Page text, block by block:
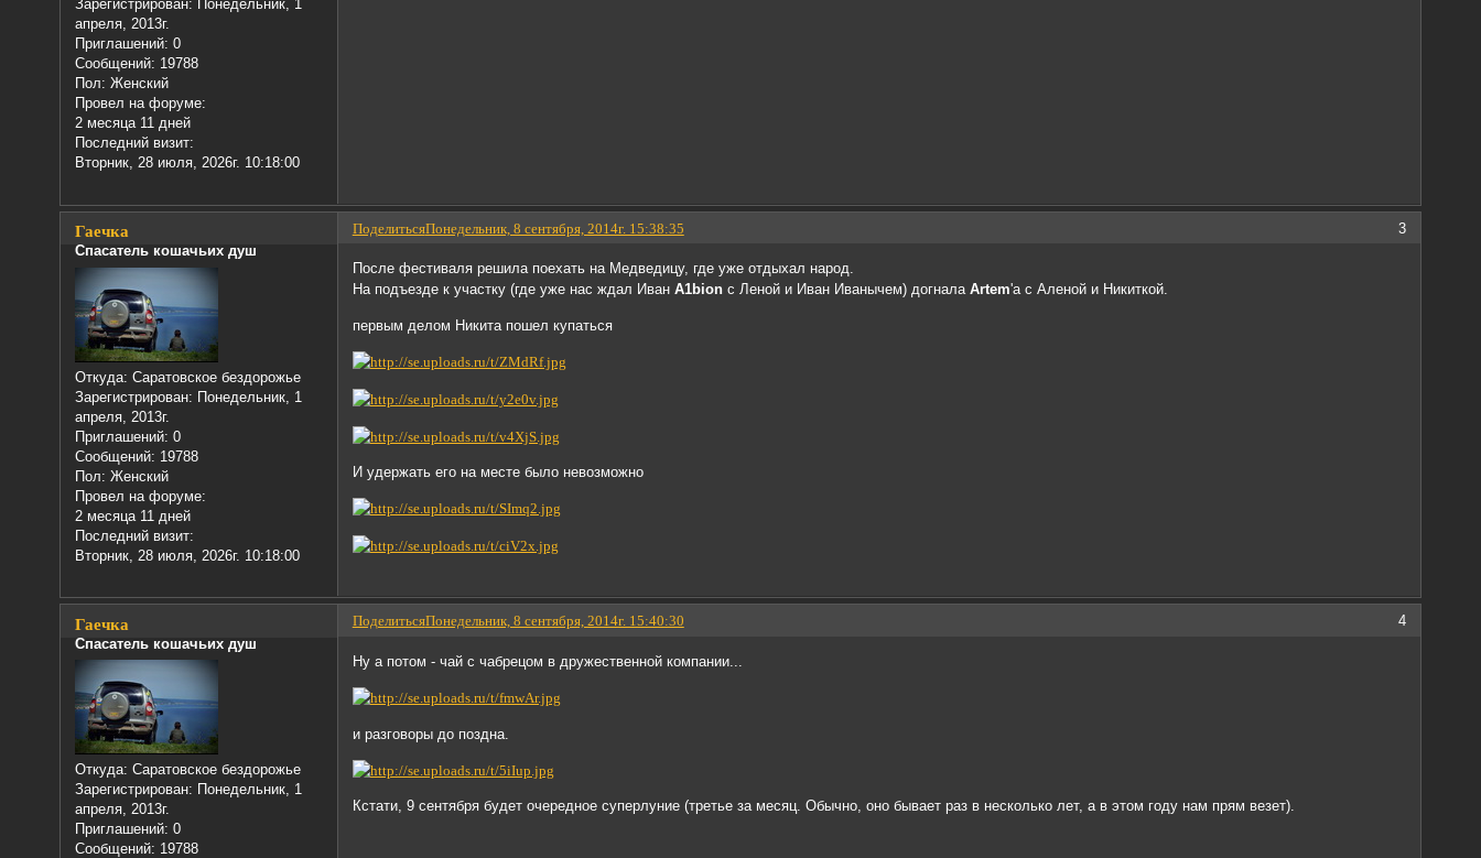
Зарегистрирован: Понедельник, 1
апреля, 2013г.
Приглашений: 0
Сообщений: 19788
Пол: Женский
Провел на форуме:
2 месяца 11 дней
Последний визит:
Вторник, 28 июля, 2026г. 10:18:00
Поделиться 3
Понедельник, 8 сентября, 2014г. 15:38:35
Гаечка
Спасатель кошачьих душ
Откуда: Саратовское бездорожье
Зарегистрирован: Понедельник, 1
апреля, 2013г.
Приглашений: 0
Сообщений: 19788
Пол: Женский
Провел на форуме:
2 месяца 11 дней
Последний визит:
Вторник, 28 июля, 2026г. 10:18:00
После фестиваля решила поехать на Медведицу, где уже отдыхал народ.
На подъезде к участку (где уже нас ждал Иван A1bion с Леной и Иван Иванычем) догнала Artem'а с Аленой и Никиткой.
первым делом Никита пошел купаться
И удержать его на месте было невозможно
Поделиться 4
Понедельник, 8 сентября, 2014г. 15:40:30
Гаечка
Спасатель кошачьих душ
Откуда: Саратовское бездорожье
Зарегистрирован: Понедельник, 1
апреля, 2013г.
Приглашений: 0
Сообщений: 19788
Ну а потом - чай с чабрецом в дружественной компании...
и разговоры до поздна.
Кстати, 9 сентября будет очередное суперлуние (третье за месяц. Обычно, оно бывает раз в несколько лет, а в этом году нам прям везет).